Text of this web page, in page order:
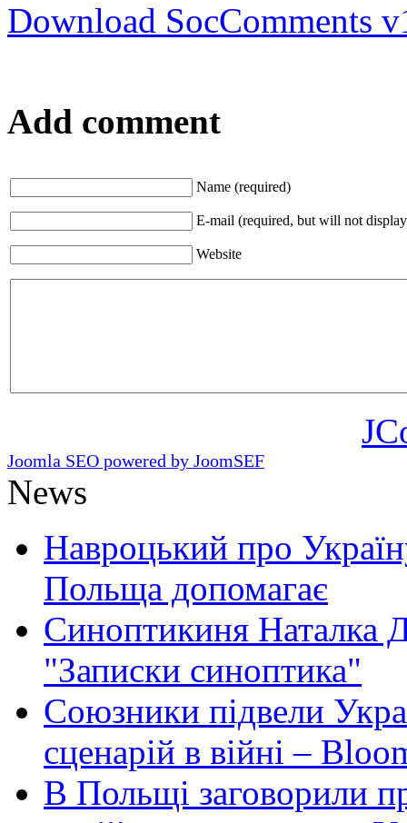
Download SocComments
Add comment
Name (required)
E-mail (required, but will not
Website
Joomla SEO powered by JoomSEF
News
Навроцький про
Польща допомагає
Синоптикиня Наталка
"Записки синоптика"
Союзники підвели
сценарій в війні –
В Польщі заговорили